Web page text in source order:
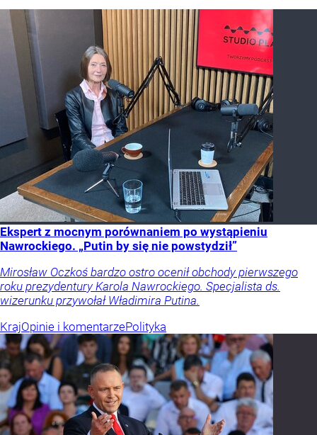
Ekspert z mocnym porównaniem po wystąpieniu
Nawrockiego. „Putin by się nie powstydził”
Mirosław Oczkoś bardzo ostro ocenił obchody pierwszego
roku prezydentury Karola Nawrockiego. Specjalista ds.
wizerunku przywołał Władimira Putina.
KrajOpinie i komentarzePolityka